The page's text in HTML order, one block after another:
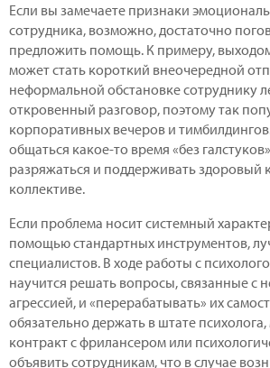
Если вы замечаете признаки
сотрудника, возможно, достаточно
предложить помощь. К примеру,
может стать короткий внеочередной
неформальной обстановке сотруднику
откровенный разговор, поэтому так
корпоративных вечеров и
общаться какое-то время «без
разряжаться и поддерживать здоровый
коллективе.
Если проблема носит системный
помощью стандартных инструментов,
специалистов. В ходе работы с
научится решать вопросы, связанные с
агрессией, и «перерабатывать» их
обязательно держать в штате
контракт с фрилансером или
объявить сотрудникам, что в случае